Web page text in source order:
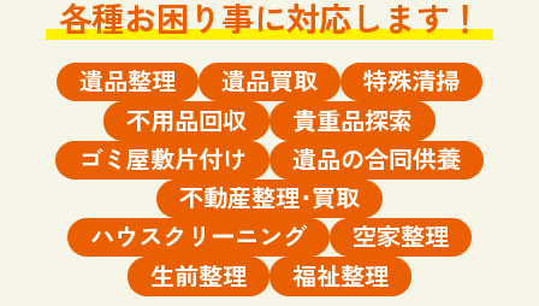
各種お困り事に対応します！
遺品整理 遺品買取
特殊清掃
不用品回収
貴重品探索
ゴミ屋敷片付け
遺品の合同供養
不動産整理･買取
ハウスクリーニング
空家整理
生前整理
福祉整理